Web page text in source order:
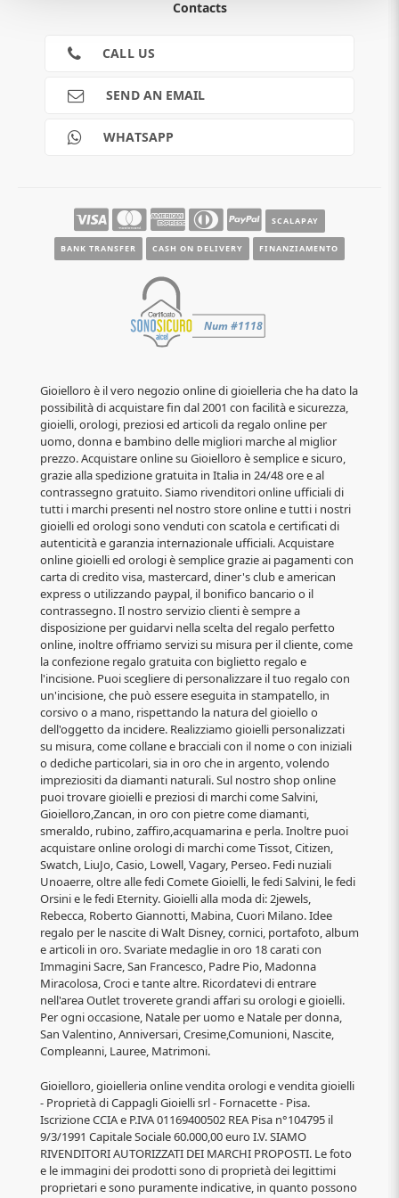
TERMS AND CONDITIONS
PAYMENTS
Contacts
CALL US
SEND AN EMAIL
WHATSAPP
SCALAPAY
BANK TRANSFER CASH ON DELIVERY FINANZIAMENTO
Gioielloro è il vero negozio online di gioielleria che ha dato la
possibilità di acquistare fin dal 2001 con facilità e sicurezza,
gioielli, orologi, preziosi ed articoli da regalo online per
uomo, donna e bambino delle migliori marche al miglior
prezzo. Acquistare online su Gioielloro è semplice e sicuro,
grazie alla spedizione gratuita in Italia in 24/48 ore e al
contrassegno gratuito. Siamo rivenditori online ufficiali di
tutti i marchi presenti nel nostro store online e tutti i nostri
gioielli ed orologi sono venduti con scatola e certificati di
autenticità e garanzia internazionale ufficiali. Acquistare
online gioielli ed orologi è semplice grazie ai pagamenti con
carta di credito visa, mastercard, diner's club e american
express o utilizzando paypal, il bonifico bancario o il
contrassegno. Il nostro servizio clienti è sempre a
disposizione per guidarvi nella scelta del regalo perfetto
online, inoltre offriamo servizi su misura per il cliente, come
la confezione regalo gratuita con biglietto regalo e
l'incisione. Puoi scegliere di personalizzare il tuo regalo con
un'incisione, che può essere eseguita in stampatello, in
corsivo o a mano, rispettando la natura del gioiello o
dell'oggetto da incidere. Realizziamo gioielli personalizzati
su misura, come collane e bracciali con il nome o con iniziali
o dediche particolari, sia in oro che in argento, volendo
impreziositi da diamanti naturali. Sul nostro shop online
puoi trovare gioielli e preziosi di marchi come Salvini,
Gioielloro,Zancan, in oro con pietre come diamanti,
smeraldo, rubino, zaffiro,acquamarina e perla. Inoltre puoi
acquistare online orologi di marchi come Tissot, Citizen,
Swatch, LiuJo, Casio, Lowell, Vagary, Perseo. Fedi nuziali
Unoaerre, oltre alle fedi Comete Gioielli, le fedi Salvini, le fedi
Orsini e le fedi Eternity. Gioielli alla moda di: 2jewels,
Rebecca, Roberto Giannotti, Mabina, Cuori Milano. Idee
regalo per le nascite di Walt Disney, cornici, portafoto, album
e articoli in oro. Svariate medaglie in oro 18 carati con
Immagini Sacre, San Francesco, Padre Pio, Madonna
Miracolosa, Croci e tante altre. Ricordatevi di entrare
nell'area Outlet troverete grandi affari su orologi e gioielli.
Per ogni occasione, Natale per uomo e Natale per donna,
San Valentino, Anniversari, Cresime,Comunioni, Nascite,
Compleanni, Lauree, Matrimoni.
Gioielloro, gioielleria online vendita orologi e vendita gioielli
- Proprietà di Cappagli Gioielli srl - Fornacette - Pisa.
Iscrizione CCIA e P.IVA 01169400502 REA Pisa n°104795 il
9/3/1991 Capitale Sociale 60.000,00 euro I.V. SIAMO
RIVENDITORI AUTORIZZATI DEI MARCHI PROPOSTI. Le foto
e le immagini dei prodotti sono di proprietà dei legittimi
proprietari e sono puramente indicative, in quanto possono